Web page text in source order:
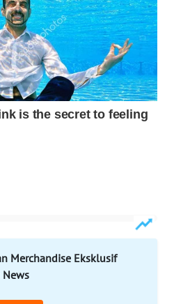
Merchandise Eksklusif
News